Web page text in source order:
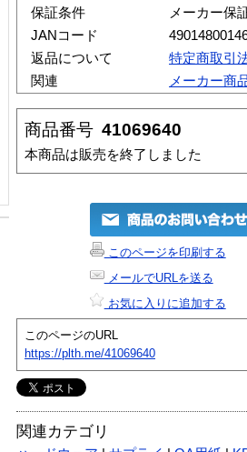
保証条件
メーカー保
JANコード
返品について
特定商取引
関連
メーカー商
商品番号 41069640
本商品は販売を終了しました
このページを印刷する
メールでURLを送る
お気に入りに追加する
このページのURL
https://plth.me/41069640
関連カテゴリ